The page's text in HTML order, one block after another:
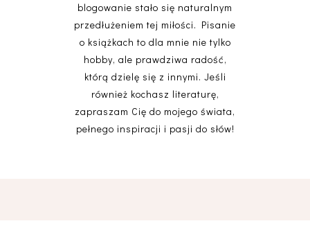
blogowanie stało się naturalnym
przedłużeniem tej miłości. Pisanie
o książkach to dla mnie nie tylko
hobby, ale prawdziwa radość,
którą dzielę się z innymi. Jeśli
również kochasz literaturę,
zapraszam Cię do mojego świata,
pełnego inspiracji i pasji do słów!